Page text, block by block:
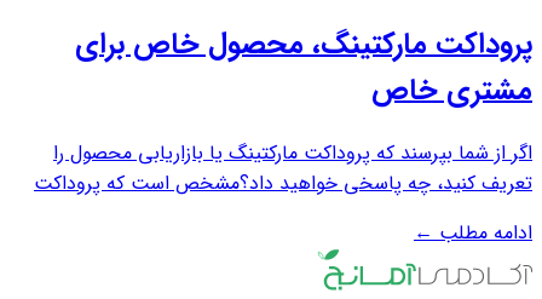
پروداکت مارکتینگ، محصول خاص برای
مشتری خاص
اگر از شما بپرسند که پروداکت مارکتینگ یا بازاریابی محصول را
تعریف کنید، چه پاسخی خواهید داد؟مشخص است که پروداکت
مارکتینگ هر فرآیندی است که ما در راستای جذب مشتری و افزایش
فروش محصول یا خدمات انجام می...
ادامه مطلب←